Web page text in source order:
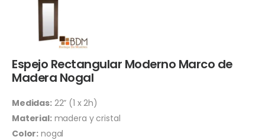
Espejo Rectangular Moderno Marco de
Madera Nogal
Medidas:22” (1 x 2h)
Material:madera y cristal
Color: nogal